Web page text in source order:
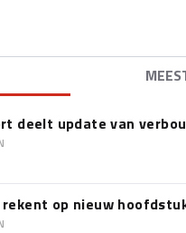
deelt update van
op nieuw